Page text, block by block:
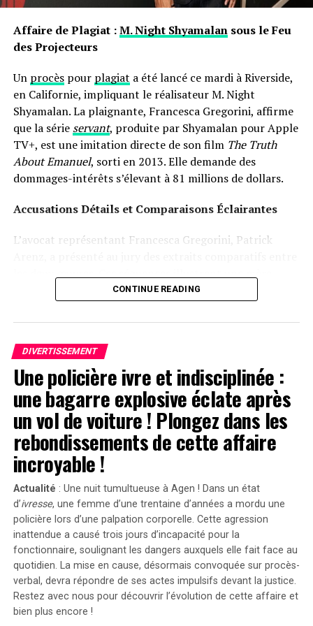
Dunn, son nouveau sourire étant un témoignage du
pouvoir de la communauté et de la générosité.
Une alimentation diversifiée
facilitée.
Avec ses nouveaux implants dentaires, Cheyenne trouve
plus facile de savourer une plus grande variété
d’aliments. Dans une vidéo joyeuse sur TikTok, elle a
célébré le fait de pouvoir à nouveau manger du maïs en
épi, un plat qu’elle avait beaucoup regretté. Cheyenne a
également partagé sa nouvelle aisance à manger des
ils portent avec eux des récits et influencent nos
interactions sociales depuis notre enfance jusqu’à l’âge
adulte.
Affaire de Plagiat :M. Night Shyamalansous le Feu
des Projecteurs
Un procèspour plagiat a été lancé ce mardi à Riverside,
en Californie, impliquant le réalisateur M. Night
Shyamalan. La plaignante, Francesca Gregorini, affirme
que la série servant, produite par Shyamalan pour Apple
TV+, est une imitation directe de son film The Truth
About Emanuel, sorti en 2013. Elle demande des
dommages-intérêts s’élevant à 81 millions de dollars.
Accusations Détails et Comparaisons Éclairantes
L’avocat représentant Francesca Gregorini, Patrick
prenant soin d’une poupée comme si c’était un véritable
flagrant », a-t-il déclaré devant le jury selon
Variety. »SansEmanuel
Divergences dans les Arguments Juridiques
En réponse aux allégations portées contre lui, l’équipe
juridique défendant Shyamalan soutient que Tony
Basgallop, le créateur britannique derrière la série
Servant, avait commencé à développer ce projet bien
avant la sortie du film de Francesca Gregorini.
« Elle cherche simplement à tirer profit d’un travail
qu’elle n’a pas conçu », a affirmé l’avocate Brittany
Amadi lors du procès.En 2020, une première plainte
avait été rejetée ; néanmoins, la cour d’appel avait
rouvert l’affaire en considérant qu’il existait un débat
légitime concernant les « similarités substantielles »
entre les deux œuvres.Cette affaire soulève des
questions cruciales sur l’originalité dans le secteur
CONTINUE READING
DIVERTISSEMENT
Une policière ivre et indisciplinée :
une bagarre explosive éclate après
un vol de voiture ! Plongez dans les
rebondissements de cette affaire
incroyable !
Actualité : Une nuit tumultueuse à Agen ! Dans un état
d’ivresse, une femme d’une trentaine d’années a mordu une
policière lors d’une palpation corporelle. Cette agression
inattendue a causé trois jours d’incapacité pour la
fonctionnaire, soulignant les dangers auxquels elle fait face au
quotidien. La mise en cause, désormais convoquée sur procès-
verbal, devra répondre de ses actes impulsifs devant la justice.
Restez avec nous pour découvrir l’évolution de cette affaire et
bien plus encore !